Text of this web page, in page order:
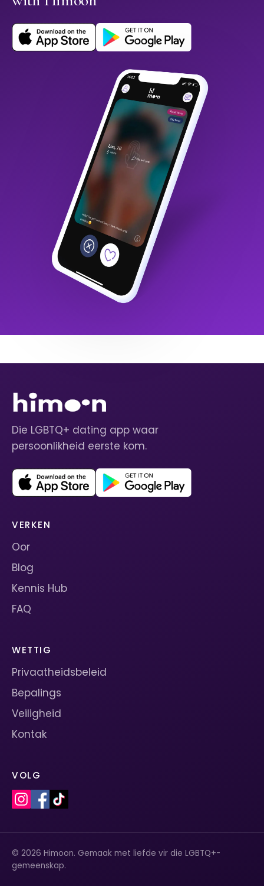
Die LGBTQ+ dating app waar
persoonlikheid eerste kom.
VERKEN
Oor
Blog
Kennis Hub
FAQ
WETTIG
Privaatheidsbeleid
Bepalings
Veiligheid
Kontak
VOLG
© 2026 Himoon. Gemaak met liefde vir die LGBTQ+-
gemeenskap.